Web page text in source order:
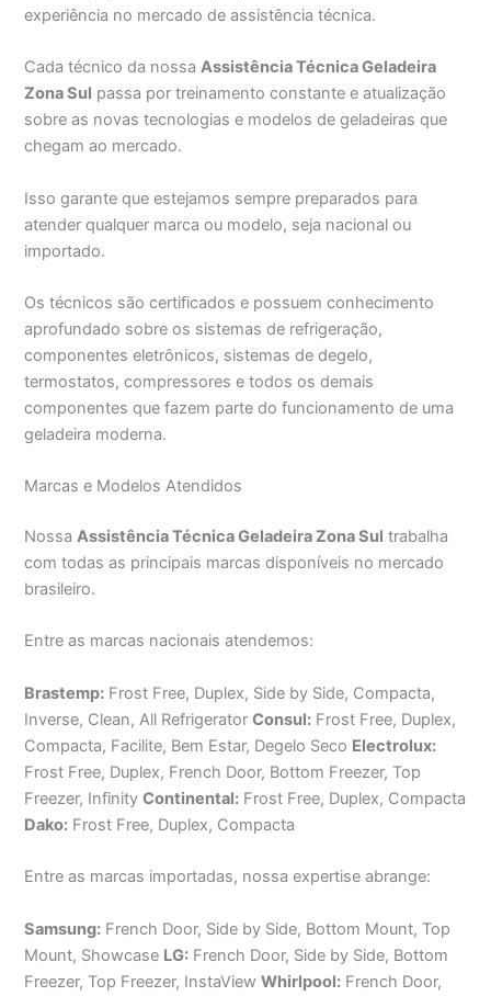
experiência no mercado de assistência técnica.
Cada técnico da nossaAssistência Técnica Geladeira
Zona Sul passa por treinamento constante e atualização
sobre as novas tecnologias e modelos de geladeiras que
chegam ao mercado.
Isso garante que estejamos sempre preparados para
atender qualquer marca ou modelo, seja nacional ou
importado.
Os técnicos são certificados e possuem conhecimento
aprofundado sobre os sistemas de refrigeração,
componentes eletrônicos, sistemas de degelo,
termostatos, compressores e todos os demais
componentes que fazem parte do funcionamento de uma
geladeira moderna.
Marcas e Modelos Atendidos
NossaAssistência Técnica Geladeira Zona Sul trabalha
com todas as principais marcas disponíveis no mercado
brasileiro.
Entre as marcas nacionais atendemos:
Brastemp: Frost Free, Duplex, Side by Side, Compacta,
Inverse, Clean, All RefrigeratorConsul: Frost Free, Duplex,
Compacta, Facilite, Bem Estar, Degelo Seco Electrolux:
Frost Free, Duplex, French Door, Bottom Freezer, Top
Freezer, InfinityContinental: Frost Free, Duplex, Compacta
Dako: Frost Free, Duplex, Compacta
Entre as marcas importadas, nossa expertise abrange:
Samsung: French Door, Side by Side, Bottom Mount, Top
Mount, Showcase LG: French Door, Side by Side, Bottom
Freezer, Top Freezer, InstaViewWhirlpool: French Door,